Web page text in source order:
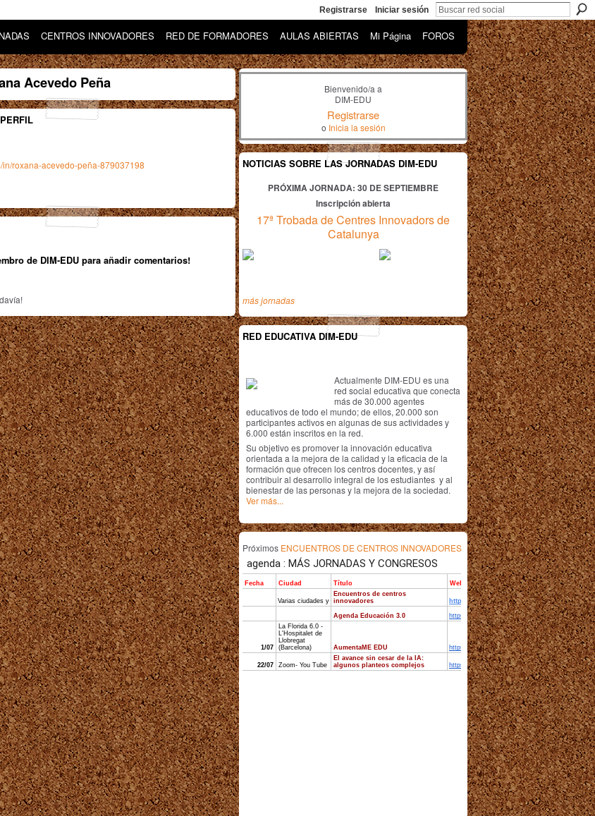
Registrarse Iniciar sesión
CENTROS INNOVADORES RED DE FORMADORES AULAS ABIERTAS Mi Página FOROS
Acevedo Peña
in/roxana-acevedo-peña-879037198
de DIM-EDU para añadir comentarios!
Bienvenido/a a
DIM-EDU
Registrarse
o Inicia la sesión
NOTICIAS SOBRE LAS JORNADAS DIM-EDU
PRÓXIMA JORNADA: 30 DE SEPTIEMBRE
Inscripción abierta
17ª Trobada de Centres Innovadors de
Catalunya
más jornadas
RED EDUCATIVA DIM-EDU
Actualmente DIM-EDU es una
red social educativa que conecta
más de 30.000 agentes
educativos de todo el mundo; de ellos, 20.000 son
participantes activos en algunas de sus actividades y
6.000 están inscritos en la red.
Su objetivo es promover la innovación educativa
orientada a la mejora de la calidad y la eficacia de la
formación que ofrecen los centros docentes, y así
contribuir al desarrollo integral de los estudiantes y al
bienestar de las personas y la mejora de la sociedad.
Ver más...
Próximos ENCUENTROS DE CENTROS INNOVADORES